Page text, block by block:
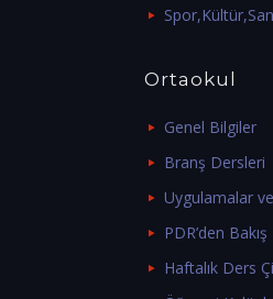
Ortaokul
Genel Bilgiler
Branş Dersleri
Uygulamalar
PDR’den Bakış
Haftalık Ders